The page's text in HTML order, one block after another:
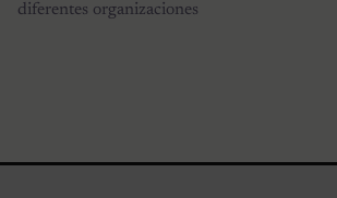
diferentes organizaciones